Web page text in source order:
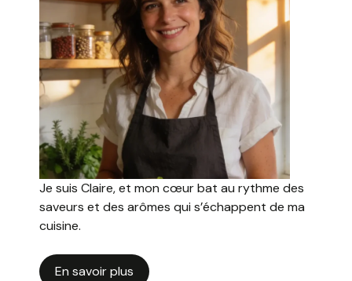
Je suis Claire, et mon cœur bat au rythme des
saveurs et des arômes qui s’échappent de ma
cuisine.
En savoir plus